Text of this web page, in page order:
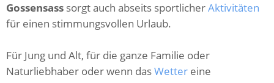
Gossensass sorgt auch abseits sportlicherAktivitäten
für einen stimmungsvollen Urlaub.
Für Jung und Alt, für die ganze Familie oder
Naturliebhaber oder wenn dasWetter eine